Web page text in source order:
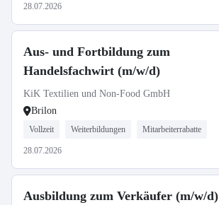
28.07.2026
Aus- und Fortbildung zum
Handelsfachwirt (m/w/d)
KiK Textilien und Non-Food GmbH
Brilon
Vollzeit Weiterbildungen Mitarbeiterrabatte
28.07.2026
Ausbildung zum Verkäufer (m/w/d)